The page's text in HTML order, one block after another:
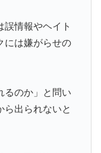
球の裏側の国がこ
き歴史のつなが
発見できる！」
でも審判の接待が
は…？（ﾌﾞﾙﾌﾞﾙ」
誤情報やヘイト
には嫌がらせの
るのか」と問い
ら出られないと